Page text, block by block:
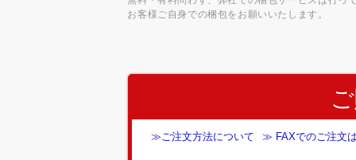
お客様ご自身での梱包をお願いいたします。
≫ご注文方法について ≫ FAXでのご注文